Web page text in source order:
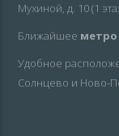
Мухиной, д. 10 (1
Ближайшее
Удобное
Солнцево и Ново-